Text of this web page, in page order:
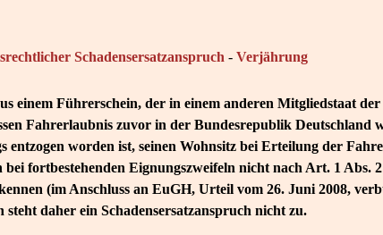
Schadensersatzanspruch - Verjährung
einem Führerschein, der in einem anderen Mitgliedstaat
Fahrerlaubnis zuvor in der Bundesrepublik Deutschland
entzogen worden ist, seinen Wohnsitz bei Erteilung der
bei fortbestehenden Eignungszweifeln nicht nach Art. 1
(im Anschluss an EuGH, Urteil vom 26. Juni 2008,
daher ein Schadensersatzanspruch nicht zu.